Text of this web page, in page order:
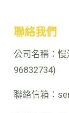
聯絡我們
公司名稱：慢
96832734)
聯絡信箱：